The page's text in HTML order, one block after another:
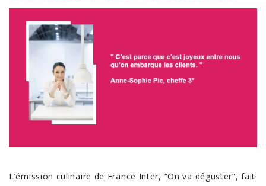
L’émission culinaire de France Inter, “On va déguster”, fait